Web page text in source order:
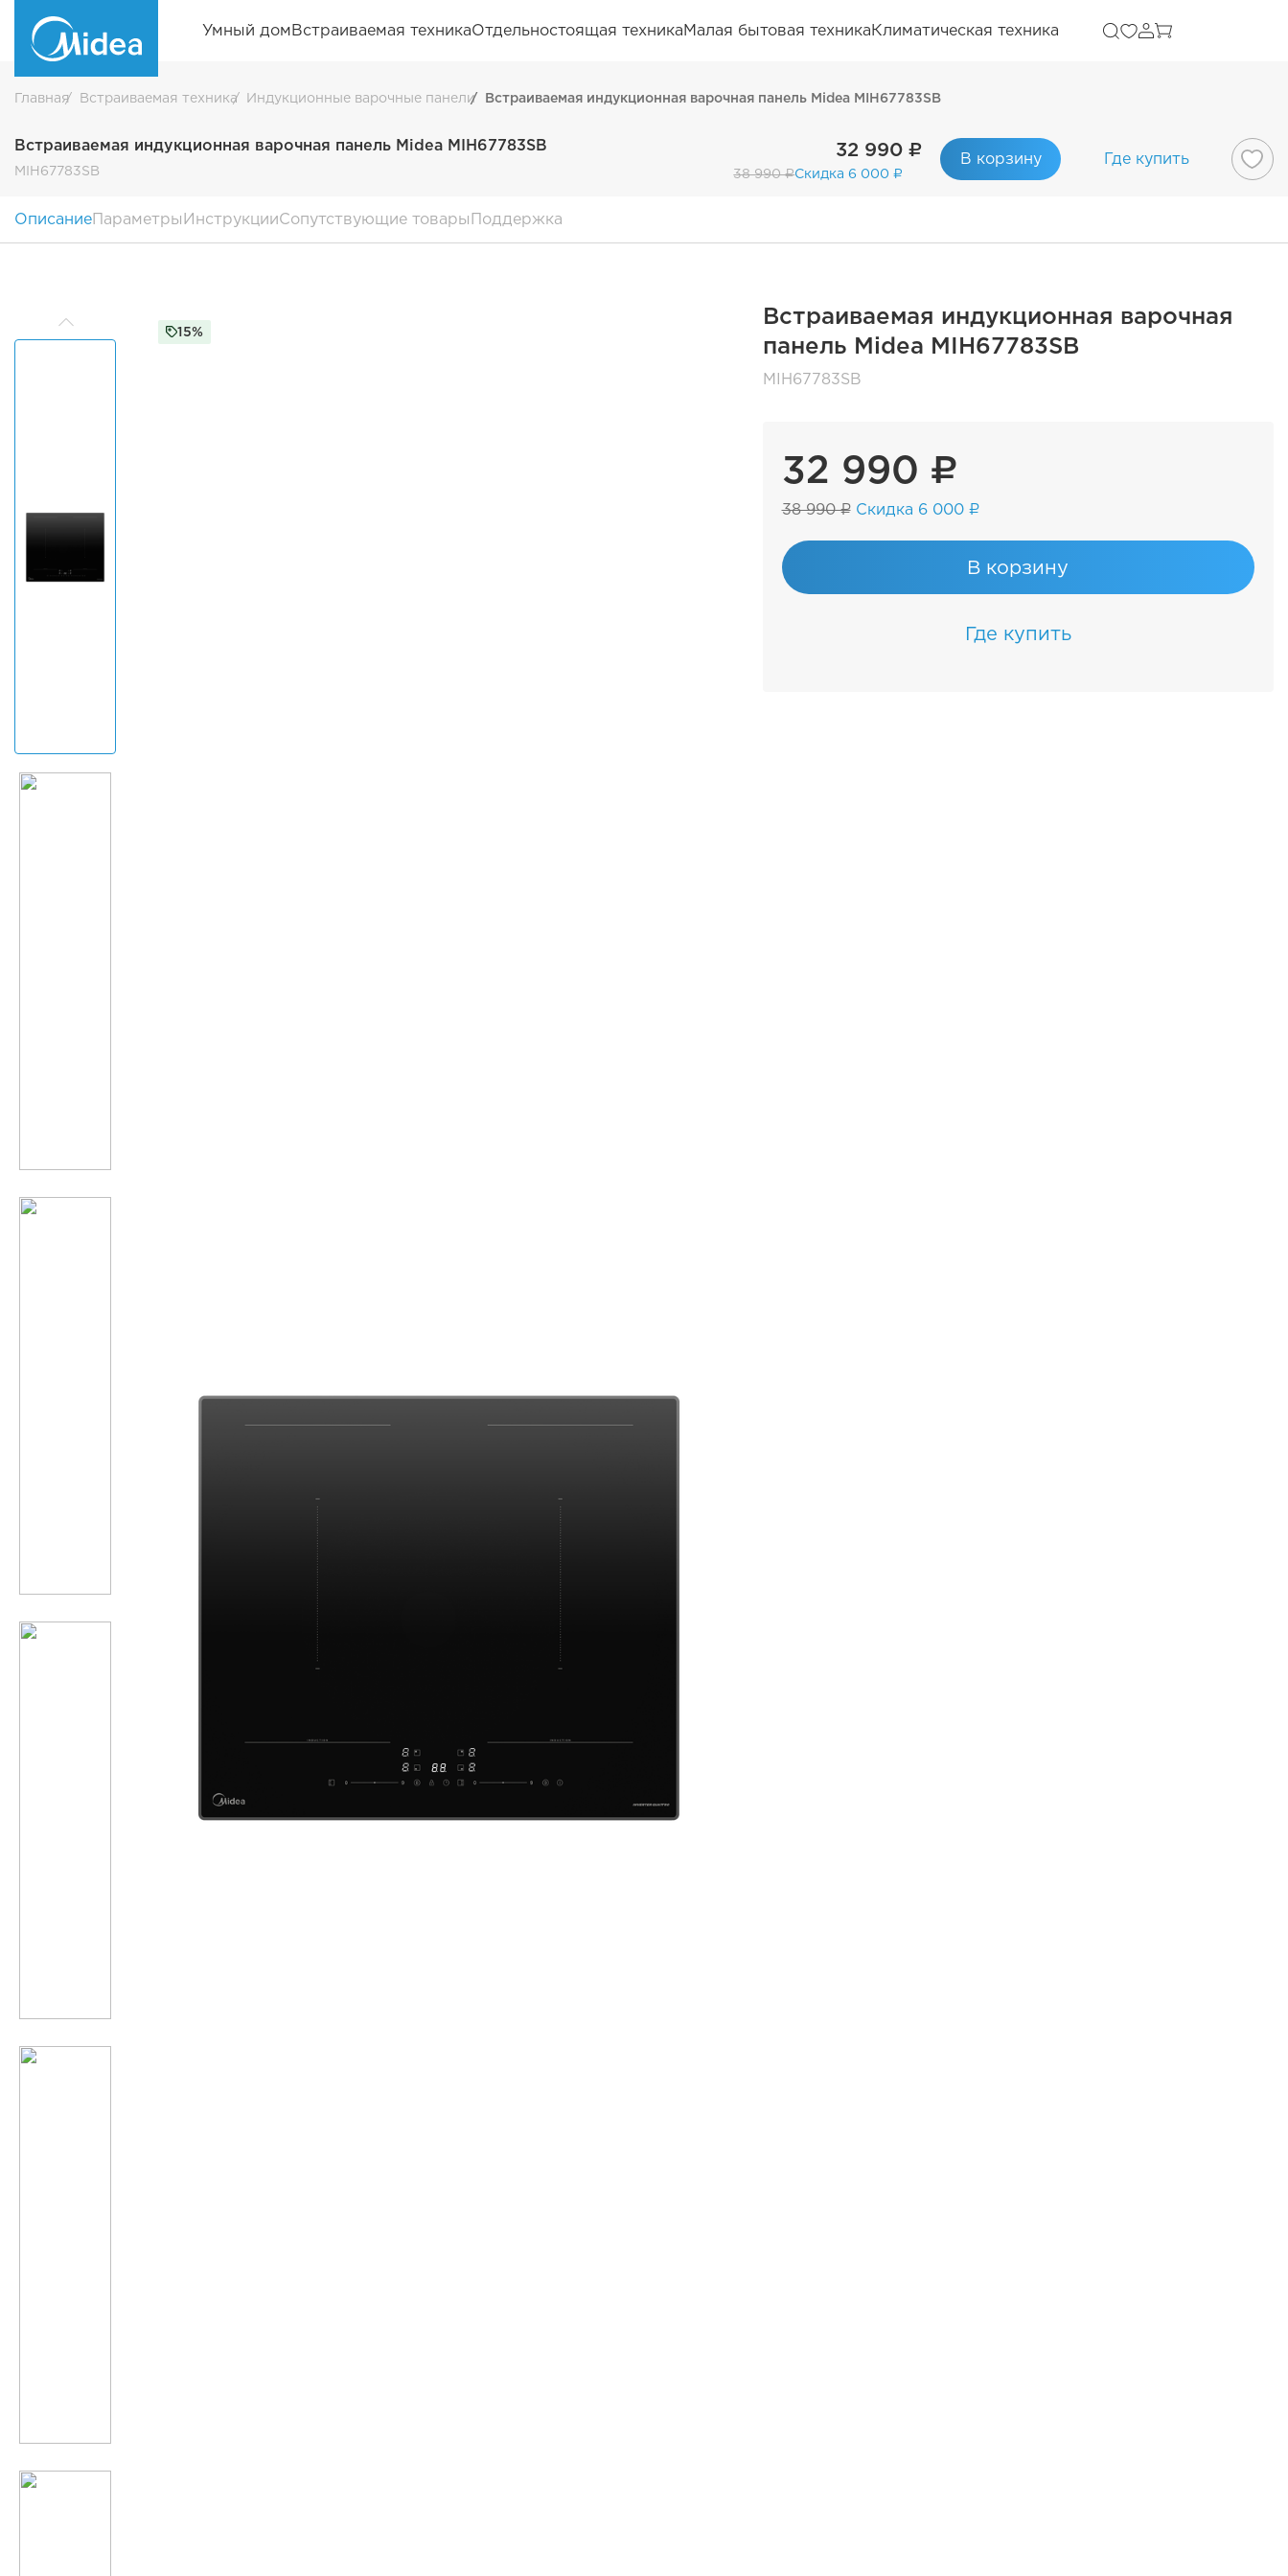
Умный домВстраиваемая техникаОтдельностоящая техникаМалая бытовая техникаКлиматическая техника
Главная Встраиваемая техника Индукционные варочные панели Встраиваемая индукционная варочная панель Midea MIH67783SB
Встраиваемая индукционная варочная панель Midea MIH67783SB
MIH67783SB
32 990 ₽
38 990 ₽Скидка 6 000 ₽
В корзину Где купить
ОписаниеПараметрыИнструкцииСопутствующие товарыПоддержка
15%
Встраиваемая индукционная варочная
панель Midea MIH67783SB
MIH67783SB
32 990 ₽
38 990 ₽ Скидка 6 000 ₽
В корзину
Где купить